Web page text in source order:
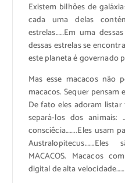
Existem bilhões de
cada uma delas
estrelas……Em uma
dessas estrelas se
este planeta é governado
Mas esse macacos não
macacos. Sequer pensam
De fato eles adoram
separá-los dos animais:
consciêcia……..Eles usam
MACACOS. Macacos
digital de alta